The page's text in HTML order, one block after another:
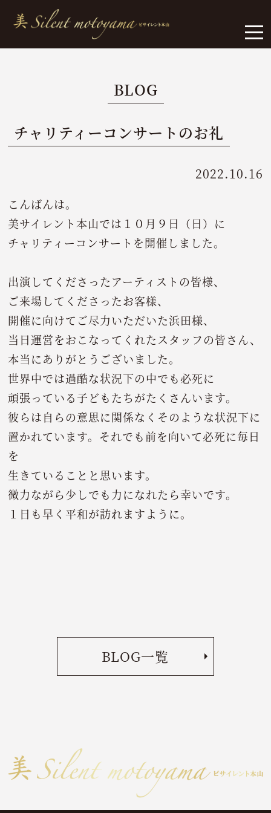
BLOG
チャリティーコンサートのお礼
2022.10.16
こんばんは。
美サイレント本山では１０月９日（日）に
チャリティーコンサートを開催しました。
出演してくださったアーティストの皆様、
ご来場してくださったお客様、
開催に向けてご尽力いただいた浜田様、
当日運営をおこなってくれたスタッフの皆さん、
本当にありがとうございました。
世界中では過酷な状況下の中でも必死に
頑張っている子どもたちがたくさんいます。
彼らは自らの意思に関係なくそのような状況下に
置かれています。それでも前を向いて必死に毎日
を
生きていることと思います。
微力ながら少しでも力になれたら幸いです。
１日も早く平和が訪れますように。
BLOG一覧